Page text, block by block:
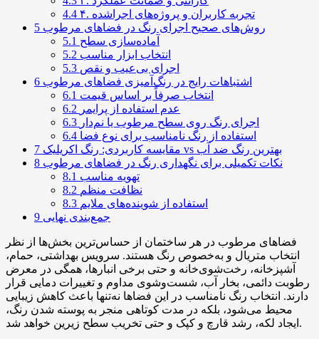
4.4
۴. تجربه کاربران و پروژه‌های اجراشده
5 روش‌های صحیح اجرای رنگ در فضاهای مرطوب
5.1 آماده‌سازی سطح
5.2 انتخاب ابزار مناسب
5.3 اجرای بی‌عیب و نقص
6 اشتباهات رایج در رنگ‌آمیزی فضاهای مرطوب
6.1 انتخاب صرفاً بر اساس قیمت
6.2 عدم استفاده از پرایمر
6.3 اجرای رنگ روی سطح مرطوب یا نم‌دار
6.4 استفاده از رنگ نامناسب برای نوع فضا
7
مقایسه کاربردی: رنگ اکریلیک vs بهترین رنگ ضد آب
8 نکات تکمیلی برای نگهداری رنگ در فضاهای مرطوب
8.1 تهویه مناسب
8.2 نظافت منظم
8.3 استفاده از شوینده‌های ملایم
9 جمع‌بندی نهایی
فضاهای مرطوب در هر ساختمان از حساس‌ترین بخش‌ها از نظر
انتخاب متریال و به‌خصوص رنگ هستند. سرویس بهداشتی، حمام،
آشپزخانه، رخت‌شوی‌خانه و حتی برخی انبارها، همگی در معرض
رطوبت دائمی، بخار آب، شست‌وشوی مداوم و تغییرات دمایی قرار
دارند. انتخاب رنگ نامناسب در این فضاها نه‌تنها باعث کاهش زیبایی
محیط می‌شود، بلکه در مدت کوتاهی منجر به پوسته شدن رنگ،
ایجاد لکه، رشد قارچ و کپک و حتی تخریب سطح زیرین خواهد شد.